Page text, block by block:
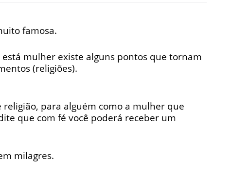
famosa.
mulher existe alguns pontos que tornam
(religiões).
para alguém como a mulher que
que com fé você poderá receber um
milagres.